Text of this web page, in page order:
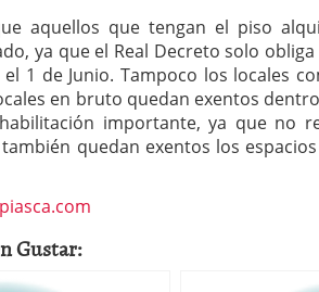
aquellos que tengan el piso
ya que el Real Decreto solo
el 1 de Junio. Tampoco los locales
en bruto quedan exentos
importante, ya que no
quedan exentos los
Gustar: